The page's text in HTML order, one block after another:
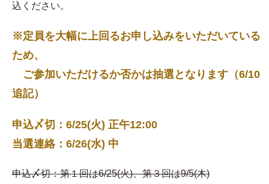
込ください。
※定員を大幅に上回るお申し込みをいただいている
ため、
ご参加いただけるか否かは抽選となります（6/10
追記）
申込〆切：6/25(火) 正午12:00
当選連絡：6/26(水) 中
申込〆切：第１回は6/25(火)、第３回は9/5(木)